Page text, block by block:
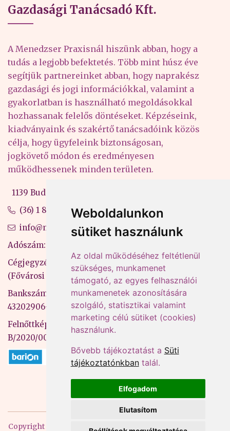
Weboldalunkon
sütiket használunk
Az oldal működéséhez feltétlenül
szükséges, munkamenet
támogató, az egyes felhasználói
munkamenetek azonosítására
szolgáló, statisztikai valamint
marketing célú sütiket (cookies)
használunk.
Bővebb tájékoztatást a Süti
tájékoztatónkbantalál.
Elfogadom
Elutasítom
Gazdasági Tanácsadó Kft.
A Menedzser Praxisnál hiszünk abban, hogy a
tudás a legjobb befektetés. Több mint húsz éve
segítjük partnereinket abban, hogy naprakész
gazdasági és jogi információkkal, valamint a
gyakorlatban is használható megoldásokkal
hozhassanak felelős döntéseket. Képzéseink,
kiadványaink és szakértő tanácsadóink közös
célja, hogy ügyfeleink biztonságosan,
jogkövető módon és eredményesen
működhessenek minden területen.
1139 Budapest, Váci út 99-105. 4. em.
(36) 1 880 76 00
info@mprx.hu
Adószám: 13598145-2-41
Cégjegyzékszám: 01-09-883770
(Fővárosi Bíróság)
Bankszámlaszám: CIB Bank, 10700581-
43202906-51100005
Felnőttképzési nyilvántartási szám:
B/2020/000053
Copyright 2026 Mprx. Minden jog fenntartva